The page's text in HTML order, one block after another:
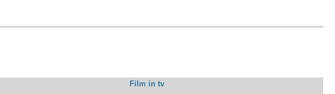
Film in tv